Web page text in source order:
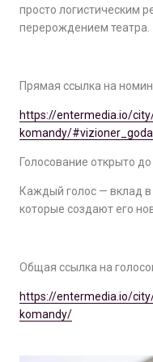
просто логистическим
перерождением театра.
Прямая ссылка на
https://entermedia.io/
komandy/#vizioner_goda
Голосование открыто
Каждый голос — вклад в
которые создают его
Общая ссылка на
https://entermedia.io/
komandy/